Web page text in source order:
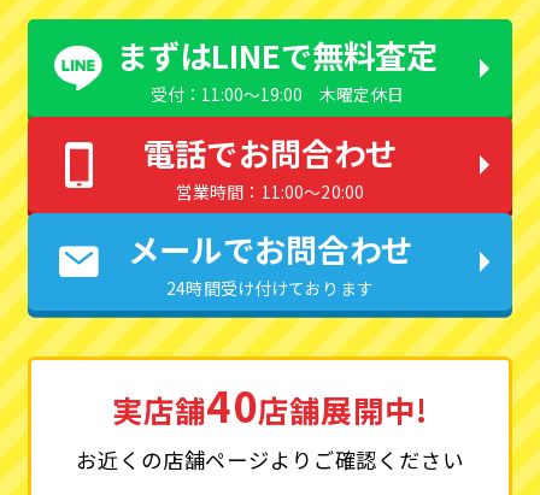
まずはLINEで無料査定
受付：11:00〜19:00 木曜定休日
電話でお問合わせ
営業時間：11:00〜20:00
メールでお問合わせ
24時間受け付けております
実店舗40店舗展開中!
お近くの店舗ページよりご確認ください